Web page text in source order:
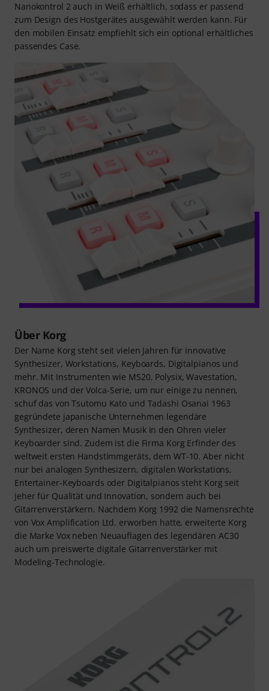
Nanokontrol 2 auch in Weiß erhältlich, sodass er passend
zum Design des Hostgerätes ausgewählt werden kann. Für
den mobilen Einsatz empfiehlt sich ein optional erhältliches
passendes Case.
Über Korg
Der Name Korg steht seit vielen Jahren für innovative
Synthesizer, Workstations, Keyboards, Digitalpianos und
mehr. Mit Instrumenten wie MS20, Polysix, Wavestation,
KRONOS und der Volca-Serie, um nur einige zu nennen,
schuf das von Tsutomu Kato und Tadashi Osanai 1963
gegründete japanische Unternehmen legendäre
Synthesizer, deren Namen Musik in den Ohren vieler
Keyboarder sind. Zudem ist die Firma Korg Erfinder des
weltweit ersten Handstimmgeräts, dem WT-10. Aber nicht
nur bei analogen Synthesizern, digitalen Workstations,
Entertainer-Keyboards oder Digitalpianos steht Korg seit
jeher für Qualität und Innovation, sondern auch bei
Gitarrenverstärkern. Nachdem Korg 1992 die Namensrechte
von Vox Amplification Ltd. erworben hatte, erweiterte Korg
die Marke Vox neben Neuauflagen des legendären AC30
auch um preiswerte digitale Gitarrenverstärker mit
Modeling-Technologie.